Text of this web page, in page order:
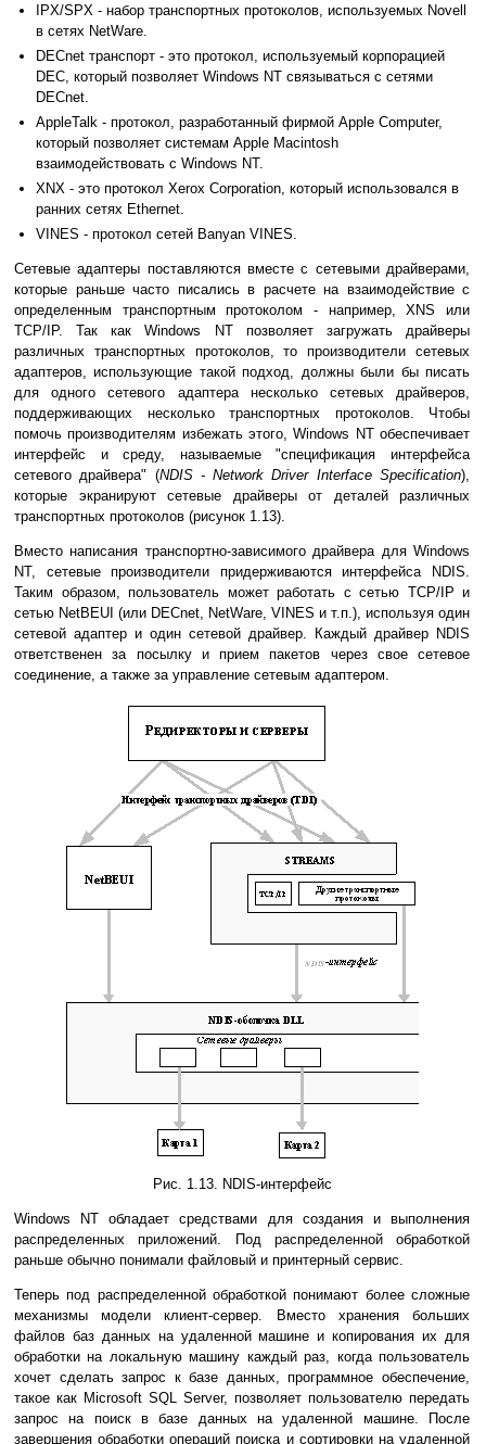
IPX/SPX - набор транспортных протоколов, используемых Novell
в сетях NetWare.
DECnet транспорт - это протокол, используемый корпорацией
DEC, который позволяет Windows NT связываться с сетями
DECnet.
AppleTalk - протокол, разработанный фирмой Apple Computer,
который позволяет системам Apple Macintosh
взаимодействовать с Windows NT.
XNX - это протокол Xerox Corporation, который использовался в
ранних сетях Ethernet.
VINES - протокол сетей Banyan VINES.
Сетевые адаптеры поставляются вместе с сетевыми драйверами,
которые раньше часто писались в расчете на взаимодействие с
определенным транспортным протоколом - например, XNS или
TCP/IP. Так как Windows NT позволяет загружать драйверы
различных транспортных протоколов, то производители сетевых
адаптеров, использующие такой подход, должны были бы писать
для одного сетевого адаптера несколько сетевых драйверов,
поддерживающих несколько транспортных протоколов. Чтобы
помочь производителям избежать этого, Windows NT обеспечивает
интерфейс и среду, называемые "спецификация интерфейса
сетевого драйвера" (NDIS - Network Driver Interface Specification),
которые экранируют сетевые драйверы от деталей различных
транспортных протоколов (рисунок 1.13).
Вместо написания транспортно-зависимого драйвера для Windows
NT, сетевые производители придерживаются интерфейса NDIS.
Таким образом, пользователь может работать с сетью TCP/IP и
сетью NetBEUI (или DECnet, NetWare, VINES и т.п.), используя один
сетевой адаптер и один сетевой драйвер. Каждый драйвер NDIS
ответственен за посылку и прием пакетов через свое сетевое
соединение, а также за управление сетевым адаптером.
Рис. 1.13. NDIS-интерфейс
Windows NT обладает средствами для создания и выполнения
распределенных приложений. Под распределенной обработкой
раньше обычно понимали файловый и принтерный сервис.
Теперь под распределенной обработкой понимают более сложные
механизмы модели клиент-сервер. Вместо хранения больших
файлов баз данных на удаленной машине и копирования их для
обработки на локальную машину каждый раз, когда пользователь
хочет сделать запрос к базе данных, программное обеспечение,
такое как Microsoft SQL Server, позволяет пользователю передать
запрос на поиск в базе данных на удаленной машине. После
завершения обработки операций поиска и сортировки на удаленной